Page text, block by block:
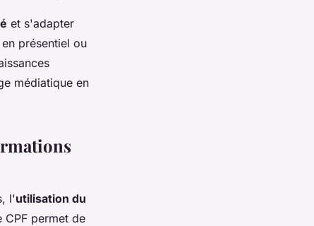
et s'adapter
présentiel ou
médiatique en
l'utilisation du
CPF permet de